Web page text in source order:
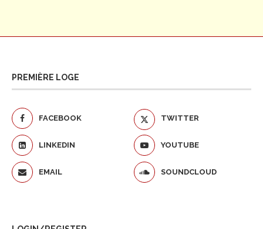
PREMIÈRE LOGE
FACEBOOK TWITTER
LINKEDIN YOUTUBE
EMAIL SOUNDCLOUD